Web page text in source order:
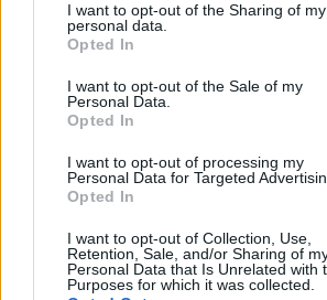
I want to opt-out of the Sharing of my
personal data.
Opted In
I want to opt-out of the Sale of my
Personal Data.
Opted In
I want to opt-out of processing my
Personal Data for Targeted
Opted In
I want to opt-out of Collection, Use,
Retention, Sale, and/or Sharing of
Personal Data that Is Unrelated with
Purposes for which it was collected.
estradiol transdermaal (50ug/24)
Overgang
Effectiviteit
Hoeveelheid bijwerkingen
Bijwerkingen
cervicale poliep
te runnen. Totdat ik bij de
estradiol pleisters en utrogan pillen